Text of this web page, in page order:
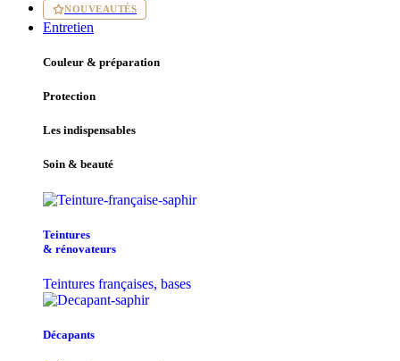
NOUVEAUTÉS
Entretien
Couleur & préparation
Protection
Les indispensables
Soin & beauté
Teintu​res
& r​é​novateurs
Teintures françaises, bases
Décapants